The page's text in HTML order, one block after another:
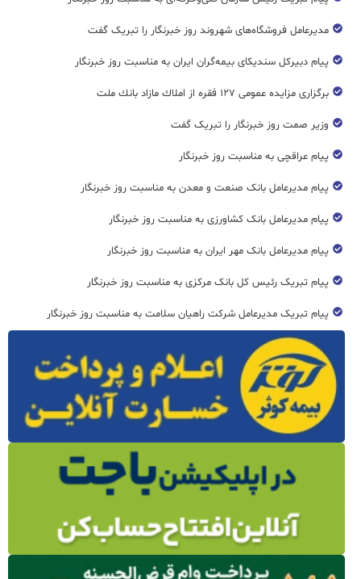
مدیرعامل فروشگاه‌های شهروند روز خبرنگار را تبریک گفت
پیام دبیرکل سندیکای بیمه‌گران ایران به مناسبت روز خبرنگار
برگزاری مزایده عمومی ۱۲۷ فقره از املاك مازاد بانك ملت
وزیر صمت روز خبرنگار را تبریک گفت
پیام عراقچی به مناسبت روز خبرنگار
پیام مدیرعامل بانک صنعت و معدن به مناسبت روز خبرنگار
پیام مدیرعامل بانک کشاورزی به مناسبت روز خبرنگار
پیام مدیرعامل بانک مهر ایران به مناسبت روز خبرنگار
پیام تبریک رئیس کل بانک مرکزی به مناسبت روز خبرنگار
پیام تبریک مدیرعامل شرکت راهیان سلامت به مناسبت روز خبرنگار